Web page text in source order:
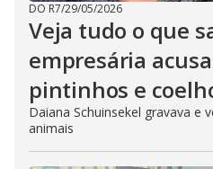
DO R7/29/05/2026
Veja tudo o que
empresária
pintinhos e
Daiana Schuinsekel gravava e
animais